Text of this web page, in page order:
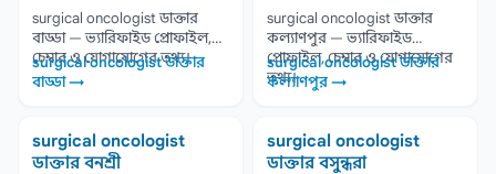
surgical oncologist ডাক্তার
বাড্ডা — ভ্যারিফাইড প্রোফাইল,
চেম্বার ও যোগাযোগের তথ্য।
surgical oncologist ডাক্তার
বাড্ডা →
surgical oncologist ডাক্তার
কল্যাণপুর — ভ্যারিফাইড
প্রোফাইল, চেম্বার ও যোগাযোগের
তথ্য।
surgical oncologist ডাক্তার
কল্যাণপুর →
surgical oncologist
ডাক্তার বনশ্রী
surgical oncologist
ডাক্তার বসুন্ধরা